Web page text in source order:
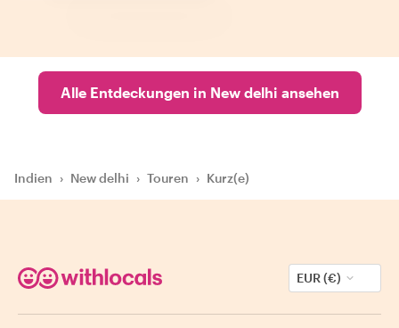
Alle Entdeckungen in New delhi ansehen
Indien › New delhi › Touren › Kurz(e)
EUR (€)